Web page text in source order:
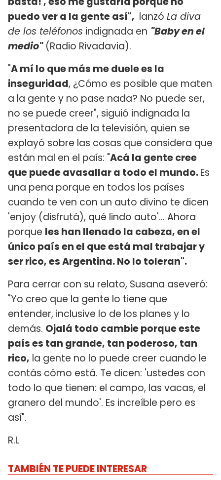
puedo ver a la gente así", lanzó La diva
de los teléfonos indignada en "Baby en el
medio"(Radio Rivadavia).
"A mí lo que más me duele es la
inseguridad, ¿Cómo es posible que maten
a la gente y no pase nada? No puede ser,
no se puede creer", siguió indignada la
presentadora de la televisión, quien se
explayó sobre las cosas que considera que
están mal en el país: "Acá la gente cree
que puede avasallar a todo el mundo.Es
una pena porque en todos los países
cuando te ven con un auto divino te dicen
'enjoy (disfrutá), qué lindo auto'... Ahora
porque les han llenado la cabeza, en el
único país en el que está mal trabajar y
ser rico, es Argentina. No lo toleran".
Para cerrar con su relato, Susana aseveró:
"Yo creo que la gente lo tiene que
entender, inclusive lo de los planes y lo
demás. Ojalá todo cambie porque este
país es tan grande, tan poderoso, tan
rico, la gente no lo puede creer cuando le
contás cómo está. Te dicen: 'ustedes con
todo lo que tienen: el campo, las vacas, el
granero del mundo'. Es increíble pero es
así".
R.L
TAMBIÉN TE PUEDE INTERESAR